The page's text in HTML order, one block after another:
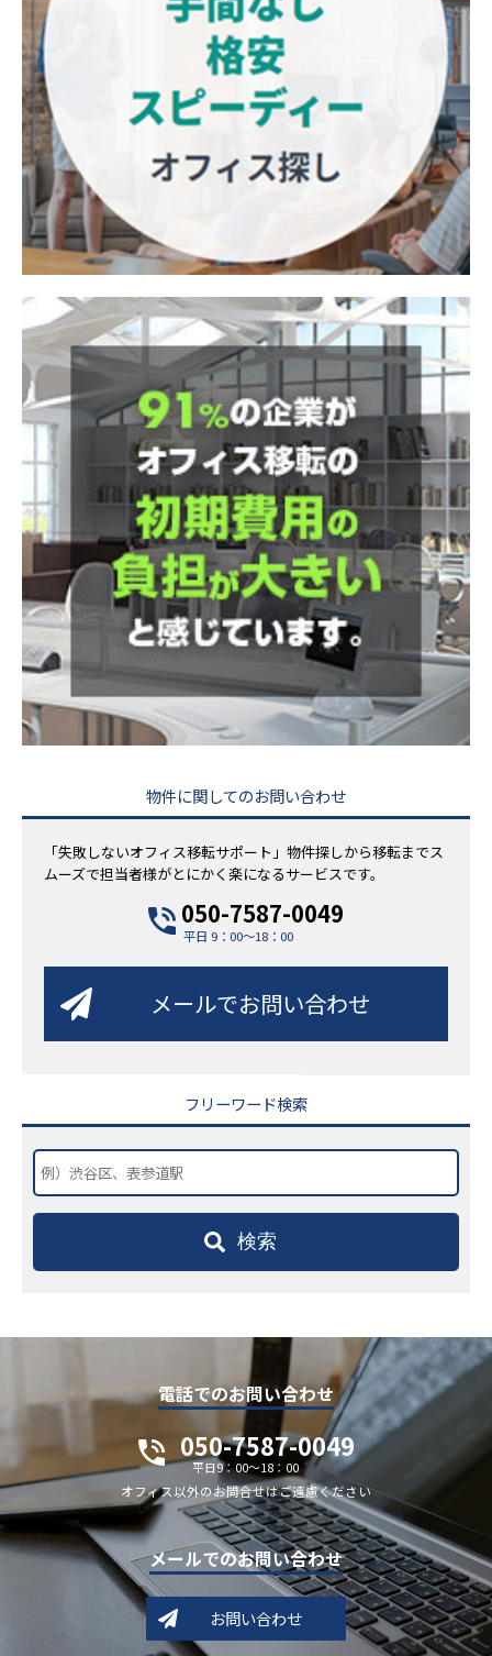
物件に関してのお問い合わせ
「失敗しないオフィス移転サポート」物件探しから移転までス
ムーズで担当者様がとにかく楽になるサービスです。
050-7587-0049
平日 9：00～18：00
メールでお問い合わせ
フリーワード検索
検索
電話でのお問い合わせ
050-7587-0049
平日9：00～18：00
オフィス以外のお問合せはご遠慮ください
メールでのお問い合わせ
お問い合わせ